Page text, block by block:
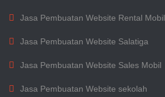
Jasa Pembuatan Website Rental Mobil
Jasa Pembuatan Website Salatiga
Jasa Pembuatan Website Sales Mobil
Jasa Pembuatan Website sekolah